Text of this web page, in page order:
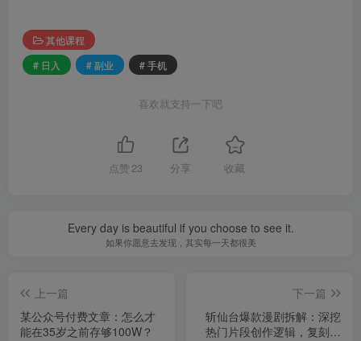
其他课程
# 日入
# 副业 # 手机
喜欢就支持一下吧
点赞 23 分享 收藏
Every day is beautiful if you choose to see it.
如果你愿意去发现，其实每一天都很美
上一篇
某公众号付费文章：怎么才
能在35岁之前存够100W？
下一篇
斩仙台爆款漫剧拆解：深挖
热门片段创作逻辑，复刻脚